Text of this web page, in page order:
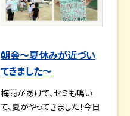
朝会～夏休みが近づい
てきました～
梅雨があけて、セミも鳴い
て、夏がやってきました！今日